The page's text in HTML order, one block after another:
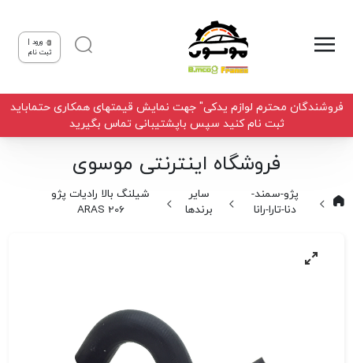
ورود |
ثبت نام
فروشندگان محترم لوازم یدکی" جهت نمایش قیمتهای همکاری حتماباید
ثبت نام کنید سپس باپشتیبانی تماس بگیرید
فروشگاه اینترنتی موسوی
پژو-سمند-
دنا-تارا-رانا
سایر
برندها
شیلنگ بالا رادیات پژو
206 ARAS